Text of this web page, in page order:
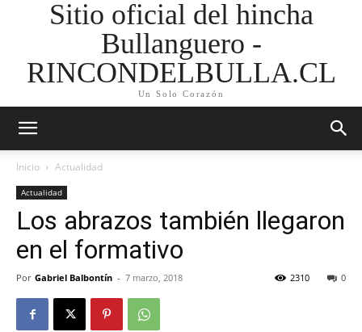
Sitio oficial del hincha
Bullanguero -
RINCONDELBULLA.CL
Un Solo Corazón
Inicio Actualidad
Actualidad
Los abrazos también llegaron
en el formativo
Por Gabriel Balbontín - 7 marzo, 2018 0
2310